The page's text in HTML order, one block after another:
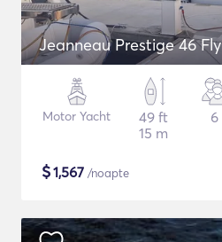
Jeanneau Prestige 46 Fly
Motor Yacht
49 ft
15 m
6
$1,567 /noapte